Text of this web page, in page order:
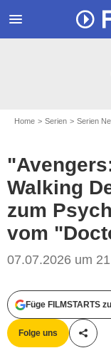
menu
Home Serien Serien
Walking
zum
vom
07.07.2026 um
Füge FILMSTARTS
Folge uns
Teile